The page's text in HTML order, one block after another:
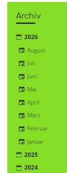
Archiv
2026
August
Juli
Juni
Mai
April
März
Februar
Januar
2025
2024